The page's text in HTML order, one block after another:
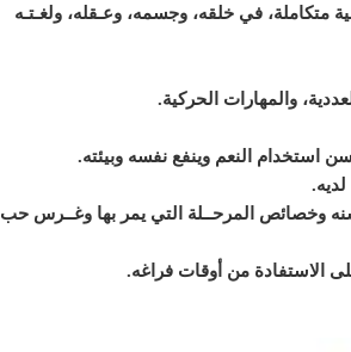
متكاملة، في خلقه، وجسمه، وعـقله، ولغـتـه
والمهارات الحركية.
استخدام النعم وينفع نفسه وبيئته.
.
وخصائص المرحــلة التي يمر بها وغــرس حب
الاستفادة من أوقات فراغه.